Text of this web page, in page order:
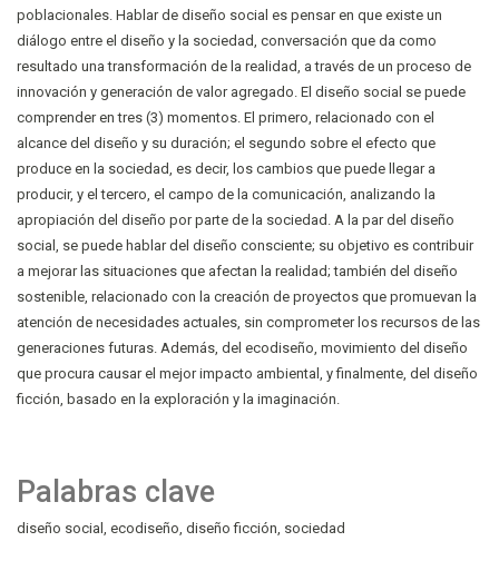
Palabras clave
diseño social ecodiseño diseño ficción sociedad
poblacionales. Hablar de diseño social es pensar en que existe un
diálogo entre el diseño y la sociedad, conversación que da como
resultado una transformación de la realidad, a través de un proceso de
innovación y generación de valor agregado. El diseño social se puede
comprender en tres (3) momentos. El primero, relacionado con el
alcance del diseño y su duración; el segundo sobre el efecto que
produce en la sociedad, es decir, los cambios que puede llegar a
producir, y el tercero, el campo de la comunicación, analizando la
apropiación del diseño por parte de la sociedad. A la par del diseño
social, se puede hablar del diseño consciente; su objetivo es contribuir
a mejorar las situaciones que afectan la realidad; también del diseño
sostenible, relacionado con la creación de proyectos que promuevan la
atención de necesidades actuales, sin comprometer los recursos de las
generaciones futuras. Además, del ecodiseño, movimiento del diseño
que procura causar el mejor impacto ambiental, y finalmente, del diseño
ficción, basado en la exploración y la imaginación.